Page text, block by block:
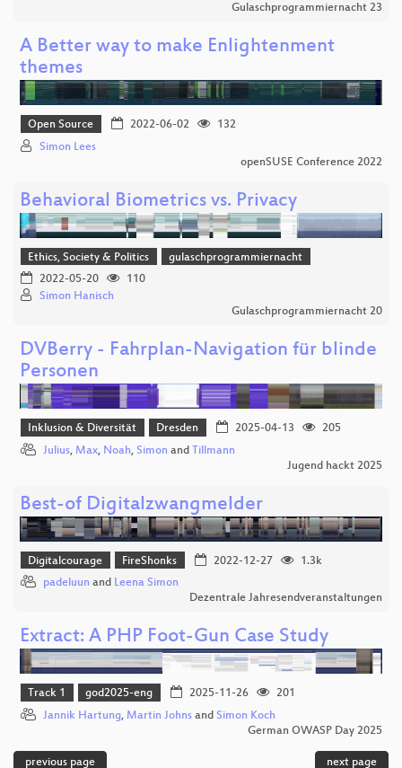
Gulaschprogrammiernacht 23
A Better way to make Enlightenment
themes
Open Source 2022-06-02
132
Simon Lees
openSUSE Conference 2022
Behavioral Biometrics vs. Privacy
Ethics, Society & Politics
gulaschprogrammiernacht
2022-05-20
110
Simon Hanisch
Gulaschprogrammiernacht 20
DVBerry - Fahrplan-Navigation für blinde
Personen
Inklusion & Diversität Dresden 2025-04-13
205
Julius, Max, Noah, Simon and Tillmann
Jugend hackt 2025
Best-of Digitalzwangmelder
Digitalcourage FireShonks 2022-12-27
1.3k
padeluun and Leena Simon
Dezentrale Jahresendveranstaltungen
Extract: A PHP Foot-Gun Case Study
Track 1 god2025-eng 2025-11-26
201
Jannik Hartung, Martin Johns and Simon Koch
German OWASP Day 2025
previous page next page